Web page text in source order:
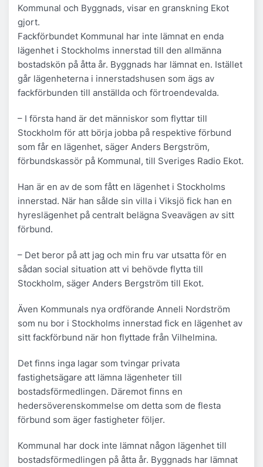
Kommunal och Byggnads, visar en granskning Ekot
gjort.
Fackförbundet Kommunal har inte lämnat en enda
lägenhet i Stockholms innerstad till den allmänna
bostadskön på åtta år. Byggnads har lämnat en. Istället
går lägenheterna i innerstadshusen som ägs av
fackförbunden till anställda och förtroendevalda.
– I första hand är det människor som flyttar till
Stockholm för att börja jobba på respektive förbund
som får en lägenhet, säger Anders Bergström,
förbundskassör på Kommunal, till Sveriges Radio Ekot.
Han är en av de som fått en lägenhet i Stockholms
innerstad. När han sålde sin villa i Viksjö fick han en
hyreslägenhet på centralt belägna Sveavägen av sitt
förbund.
– Det beror på att jag och min fru var utsatta för en
sådan social situation att vi behövde flytta till
Stockholm, säger Anders Bergström till Ekot.
Även Kommunals nya ordförande Anneli Nordström
som nu bor i Stockholms innerstad fick en lägenhet av
sitt fackförbund när hon flyttade från Vilhelmina.
Det finns inga lagar som tvingar privata
fastighetsägare att lämna lägenheter till
bostadsförmedlingen. Däremot finns en
hedersöverenskommelse om detta som de flesta
förbund som äger fastigheter följer.
Kommunal har dock inte lämnat någon lägenhet till
bostadsförmedlingen på åtta år. Byggnads har lämnat